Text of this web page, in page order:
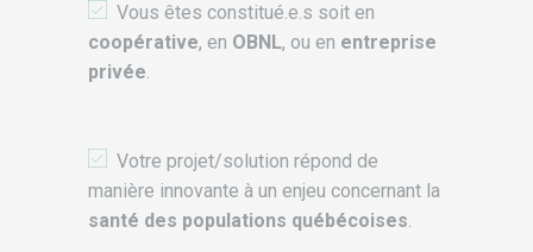
Vous êtes constitué.e.s soit en
coopérative, en OBNL, ou en entreprise
privée.
Votre projet/solution répond de
manière innovante à un enjeu concernant la
santé des populations québécoises.